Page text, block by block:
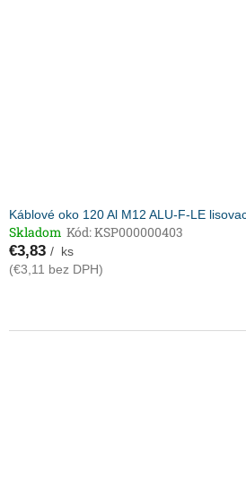
Káblové oko 120 Al M12 ALU-F-LE
Skladom Kód:KSP000000403
€3,83 / ks
(€3,11 bez DPH)